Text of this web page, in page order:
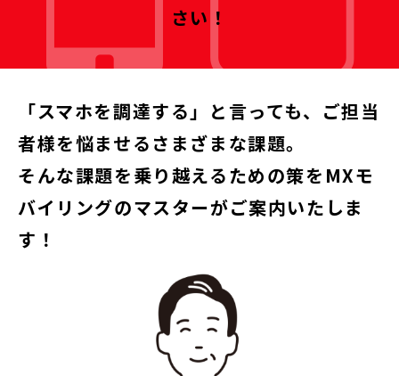
さい！
「スマホを調達する」と言っても、ご担当
者様を悩ませるさまざまな課題。
そんな課題を乗り越えるための策をMXモ
バイリングのマスターがご案内いたしま
す！